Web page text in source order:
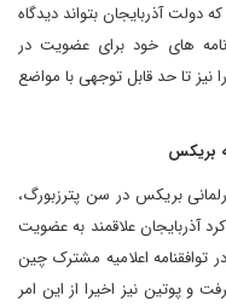
آذربایجان بتواند دیدگاه
های خود برای عضویت در
نیز تا حد قابل توجهی با مواضع
بریکس
مجمع پارلمانی بریکس در سن پترزبورگ،
آذربایجان علاقمند به عضویت
اعلامیه مشترک چین
و پوتین نیز اخیرا از این امر